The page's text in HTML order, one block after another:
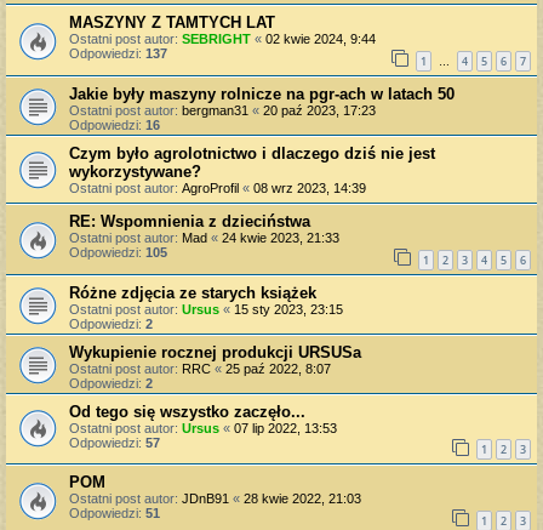
MASZYNY Z TAMTYCH LAT
Ostatni post autor: SEBRIGHT « 02 kwie 2024, 9:44
Odpowiedzi: 137 1 … 4 5 6 7
Jakie były maszyny rolnicze na pgr-ach w latach 50
Ostatni post autor: bergman31 « 20 paź 2023, 17:23
Odpowiedzi: 16
Czym było agrolotnictwo i dlaczego dziś nie jest
wykorzystywane?
Ostatni post autor: AgroProfil « 08 wrz 2023, 14:39
RE: Wspomnienia z dzieciństwa
Ostatni post autor: Mad « 24 kwie 2023, 21:33
Odpowiedzi: 105 1 2 3 4 5 6
Różne zdjęcia ze starych książek
Ostatni post autor: Ursus « 15 sty 2023, 23:15
Odpowiedzi: 2
Wykupienie rocznej produkcji URSUSa
Ostatni post autor: RRC « 25 paź 2022, 8:07
Odpowiedzi: 2
Od tego się wszystko zaczęło...
Ostatni post autor: Ursus « 07 lip 2022, 13:53
Odpowiedzi: 57 1 2 3
POM
Ostatni post autor: JDnB91 « 28 kwie 2022, 21:03
Odpowiedzi: 51 1 2 3